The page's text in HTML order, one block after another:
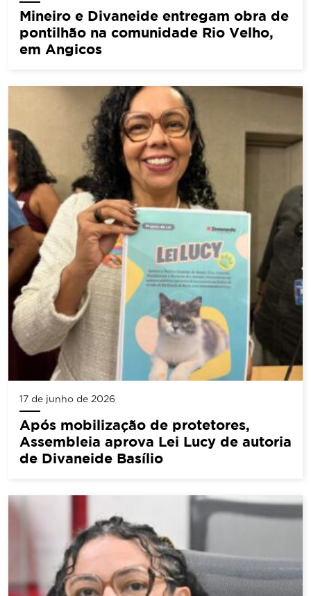
Mineiro e Divaneide entregam obra de
pontilhão na comunidade Rio Velho,
em Angicos
17 de junho de 2026
Após mobilização de protetores,
Assembleia aprova Lei Lucy de autoria
de Divaneide Basílio